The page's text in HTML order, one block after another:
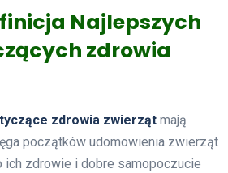
Najlepszych
zdrowia
zdrowia zwierząt mają
początków udomowienia zwierząt
zdrowie i dobre samopoczucie